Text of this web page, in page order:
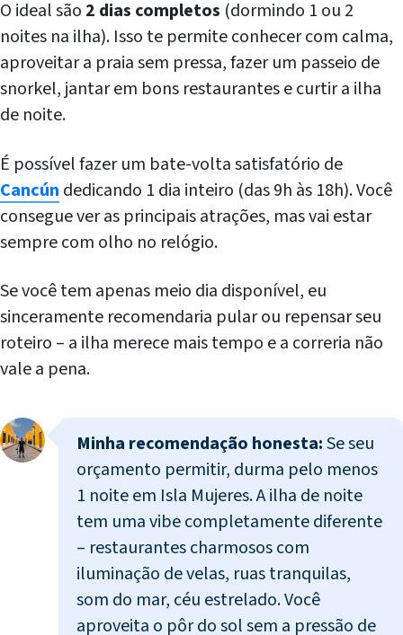
O ideal são 2 dias completos (dormindo 1 ou 2
noites na ilha). Isso te permite conhecer com calma,
aproveitar a praia sem pressa, fazer um passeio de
snorkel, jantar em bons restaurantes e curtir a ilha
de noite.
É possível fazer um bate-volta satisfatório de
Cancún dedicando 1 dia inteiro (das 9h às 18h). Você
consegue ver as principais atrações, mas vai estar
sempre com olho no relógio.
Se você tem apenas meio dia disponível, eu
sinceramente recomendaria pular ou repensar seu
roteiro – a ilha merece mais tempo e a correria não
vale a pena.
Minha recomendação honesta:Se seu
orçamento permitir, durma pelo menos
1 noite em Isla Mujeres. A ilha de noite
tem uma vibe completamente diferente
– restaurantes charmosos com
iluminação de velas, ruas tranquilas,
som do mar, céu estrelado. Você
aproveita o pôr do sol sem a pressão de